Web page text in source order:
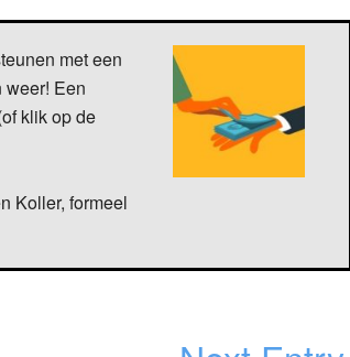
met een
Een
klik op de
Koller, formeel